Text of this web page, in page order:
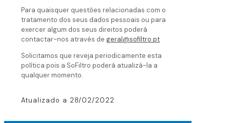
Para quaisquer questões relacionadas com o
tratamento dos seus dados pessoais ou para
exercer algum dos seus direitos poderá
contactar-nos através de geral@sofiltro.pt
Solicitamos que reveja periodicamente esta
política pois a SoFiltro poderá atualizá-la a
qualquer momento.
Atualizado a 28/02/2022